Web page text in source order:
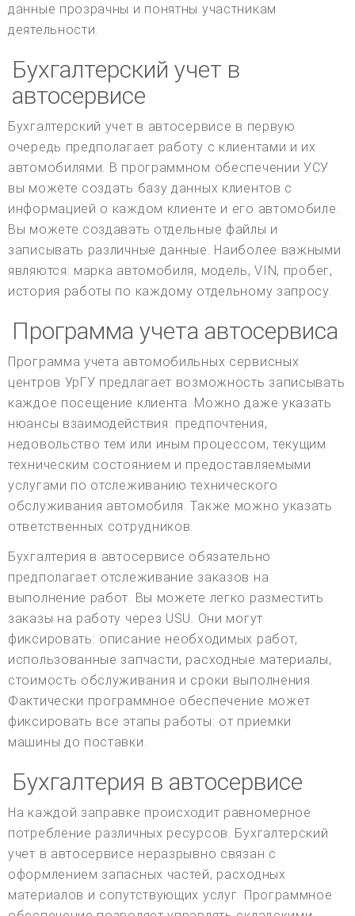
данные прозрачны и понятны участникам
деятельности.
Бухгалтерский учет в
автосервисе
Бухгалтерский учет в автосервисе в первую
очередь предполагает работу с клиентами и их
автомобилями. В программном обеспечении УСУ
вы можете создать базу данных клиентов с
информацией о каждом клиенте и его автомобиле.
Вы можете создавать отдельные файлы и
записывать различные данные. Наиболее важными
являются: марка автомобиля, модель, VIN, пробег,
история работы по каждому отдельному запросу.
Программа учета автосервиса
Программа учета автомобильных сервисных
центров УрГУ предлагает возможность записывать
каждое посещение клиента. Можно даже указать
нюансы взаимодействия: предпочтения,
недовольство тем или иным процессом, текущим
техническим состоянием и предоставляемыми
услугами по отслеживанию технического
обслуживания автомобиля. Также можно указать
ответственных сотрудников.
Бухгалтерия в автосервисе обязательно
предполагает отслеживание заказов на
выполнение работ. Вы можете легко разместить
заказы на работу через USU. Они могут
фиксировать: описание необходимых работ,
использованные запчасти, расходные материалы,
стоимость обслуживания и сроки выполнения.
Фактически программное обеспечение может
фиксировать все этапы работы: от приемки
машины до поставки.
Бухгалтерия в автосервисе
На каждой заправке происходит равномерное
потребление различных ресурсов. Бухгалтерский
учет в автосервисе неразрывно связан с
оформлением запасных частей, расходных
материалов и сопутствующих услуг. Программное